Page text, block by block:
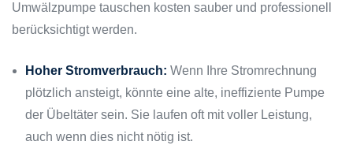
Umwälzpumpe tauschen kosten sauber und professionell
berücksichtigt werden.
Hoher Stromverbrauch: Wenn Ihre Stromrechnung
plötzlich ansteigt, könnte eine alte, ineffiziente Pumpe
der Übeltäter sein. Sie laufen oft mit voller Leistung,
auch wenn dies nicht nötig ist.